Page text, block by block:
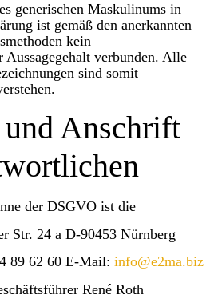
generischen Maskulinums in
ist gemäß den anerkannten
kein
Aussagegehalt verbunden. Alle
sind somit
Anschrift
der DSGVO ist die
Str. 24 a D-90453 Nürnberg
89 62 60 E-Mail: info@e2ma.biz
René Roth